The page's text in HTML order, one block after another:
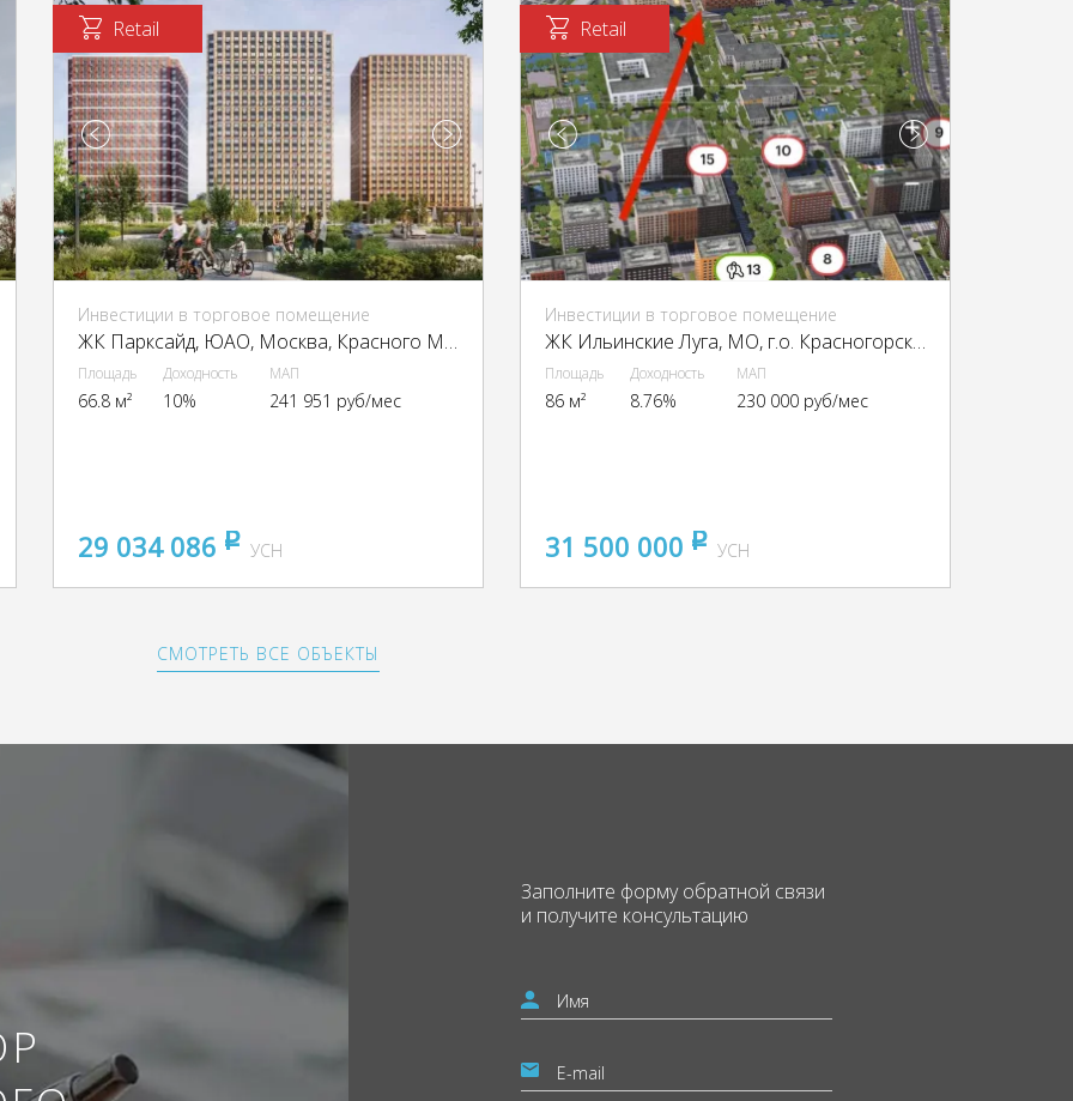
Retail
Инвестиции в торговое помещение
ЖК Парксайд, ЮАО, Москва, Красного Маяка ул., 26
Площадь
66.8 м²
Доходность
10%
МАП
241 951 руб/мес
29 034 086 pуб
УСН
Retail
Инвестиции в торговое помещение
ЖК Ильинские Луга, МО, г.о. Красногорск. с.п. Ильинское, ЖК Ильинские Луга, к 2.3-2.6
Площадь
86 м²
Доходность
8.76%
МАП
230 000 руб/мес
31 500 000 pуб
УСН
СМОТРЕТЬ ВСЕ ОБЪЕКТЫ
Заполните формуобратной связи
и получите консультацию